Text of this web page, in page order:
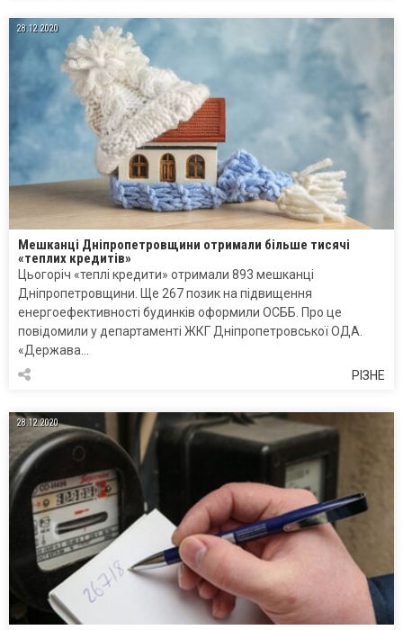
28.12.2020
Мешканці Дніпропетровщини отримали більше тисячі
«теплих кредитів»
Цьогоріч «теплі кредити» отримали 893 мешканці
Дніпропетровщини. Ще 267 позик на підвищення
енергоефективності будинків оформили ОСББ. Про це
повідомили у департаменті ЖКГ Дніпропетровської ОДА.
«Держава…
РІЗНЕ
28.12.2020